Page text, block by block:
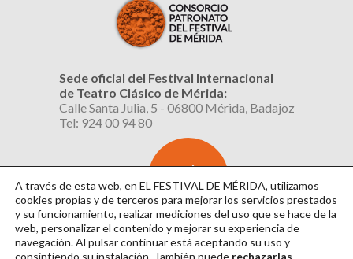
Sede oficial del Festival Internacional
de Teatro Clásico de Mérida:
Calle Santa Julia, 5 - 06800 Mérida, Badajoz
Tel: 924 00 94 80
SUSCRÍBETE
AL BOLETÍN
A través de esta web, en EL FESTIVAL DE MÉRIDA, utilizamos
cookies propias y de terceros para mejorar los servicios prestados
y su funcionamiento, realizar mediciones del uso que se hace de la
web, personalizar el contenido y mejorar su experiencia de
navegación. Al pulsar continuarestá aceptando su uso y
consintiendo su instalación. También puede rechazarlas